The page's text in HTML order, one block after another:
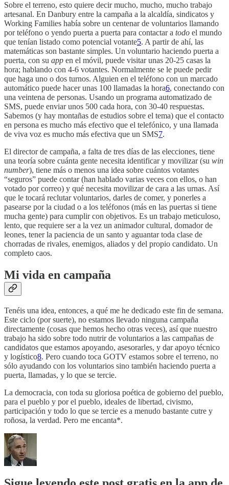
Sobre el terreno, esto quiere decir mucho, mucho, mucho trabajo
artesanal. En Danbury entre la campaña a la alcaldía, sindicatos y
Working Families había sobre un centenar de voluntarios llamando
por teléfono o yendo puerta a puerta para contactar a todo el mundo
que tenían listado como potencial votante5. A partir de ahí, las
matemáticas son bastante simples. Un voluntario haciendo puerta a
puerta, con su app en el móvil, puede visitar unas 20-25 casas la
hora; hablando con 4-6 votantes. Normalmente se le puede pedir
que haga uno o dos turnos. Alguien en el teléfono con un marcado
automático puede hacer unas 100 llamadas la hora6, conectando con
una veintena de personas. Usando un programa automatizado de
SMS, puede enviar unos 500 cada hora, con 30-40 respuestas.
Sabemos (y hay montañas de estudios sobre el tema) que el contacto
en persona es mucho más efectivo que el telefónico, y una llamada
de viva voz es mucho más efectiva que un SMS7.
El director de campaña, a falta de tres días de las elecciones, tiene
una teoría sobre cuánta gente necesita identificar y movilizar (su win
number), tiene más o menos una idea sobre cuántos votantes
“seguros” puede contar (han hablado varias veces con ellos, o han
votado por correo) y qué necesita movilizar de cara a las urnas. Así
que le tocará reclutar voluntarios, darles de comer, y ponerles a
pasearse por la ciudad o a los teléfonos (más en las puertas si tiene
mucha gente) para cumplir con objetivos. Es un trabajo meticuloso,
lento, que requiere ser a la vez un animador cultural, domador de
leones, tener la paciencia de un santo y aguantar toda clase de
chorradas de rivales, enemigos, aliados y del propio candidato. Un
completo caos.
Mi vida en campaña
Tenéis una idea, entonces, a qué me he dedicado este fin de semana.
Este ciclo (por suerte), no estamos llevado ninguna campaña
directamente (cosas que hemos hecho otras veces), así que nuestro
trabajo ha sido sobre todo nutrir de voluntarios a las campañas de
candidatos que estamos apoyando, asesorarles, y dar apoyo técnico
y logístico8. Pero cuando toca GOTV estamos sobre el terreno, no
sólo ayudando con los voluntarios sino también haciendo puerta a
puerta, llamadas, y lo que se tercie.
La democracia, con toda su gloriosa poética de gobierno del pueblo,
para el pueblo y por el pueblo, ideales de libertad, civismo,
participación y todo lo que se tercie es a menudo bastante cutre y
roñosa, la verdad. Pero me encanta*.